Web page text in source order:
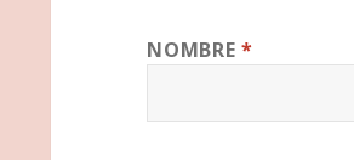
NOMBRE *